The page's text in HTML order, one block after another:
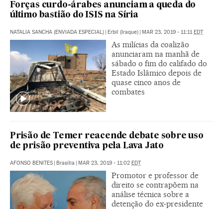
Forças curdo-árabes anunciam a queda do
último bastião do ISIS na Síria
NATALIA SANCHA (ENVIADA ESPECIAL) | Erbil (Iraque) | MAR 23, 2019 - 11:11EDT
As milícias da coalizão
anunciaram na manhã de
sábado o fim do califado do
Estado Islâmico depois de
quase cinco anos de
combates
Prisão de Temer reacende debate sobre uso
de prisão preventiva pela Lava Jato
AFONSO BENITES | Brasília | MAR 23, 2019 - 11:02 EDT
Promotor e professor de
direito se contrapõem na
análise técnica sobre a
detenção do ex-presidente